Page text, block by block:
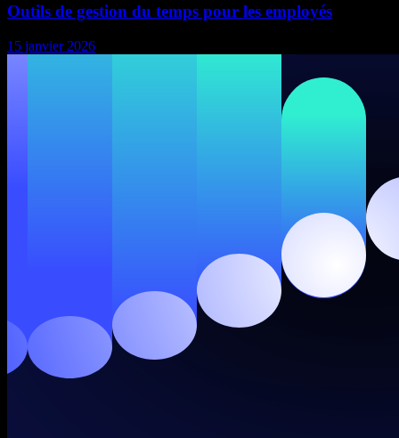
Outils de gestion du temps pour les employés
15 janvier 2026